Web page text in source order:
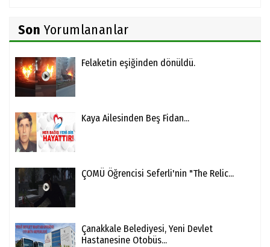
Son Yorumlananlar
Felaketin eşiğinden dönüldü.
Kaya Ailesinden Beş Fidan...
ÇOMÜ Öğrencisi Seferli'nin "The Relic...
Çanakkale Belediyesi, Yeni Devlet
Hastanesine Otobüs...